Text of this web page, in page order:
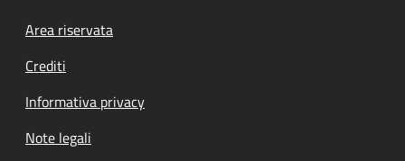
Footer menu
Area riservata
Crediti
Informativa privacy
Note legali